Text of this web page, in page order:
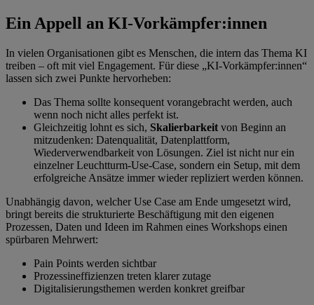
Ein Appell an KI-Vorkämpfer:innen
In vielen Organisationen gibt es Menschen, die intern das Thema KI
treiben – oft mit viel Engagement. Für diese „KI-Vorkämpfer:innen“
lassen sich zwei Punkte hervorheben:
Das Thema sollte konsequent vorangebracht werden, auch
wenn noch nicht alles perfekt ist.
Gleichzeitig lohnt es sich, Skalierbarkeit von Beginn an
mitzudenken: Datenqualität, Datenplattform,
Wiederverwendbarkeit von Lösungen. Ziel ist nicht nur ein
einzelner Leuchtturm-Use-Case, sondern ein Setup, mit dem
erfolgreiche Ansätze immer wieder repliziert werden können.
Unabhängig davon, welcher Use Case am Ende umgesetzt wird,
bringt bereits die strukturierte Beschäftigung mit den eigenen
Prozessen, Daten und Ideen im Rahmen eines Workshops einen
spürbaren Mehrwert:
Pain Points werden sichtbar
Prozessineffizienzen treten klarer zutage
Digitalisierungsthemen werden konkret greifbar